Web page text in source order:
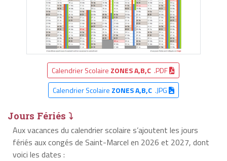
Calendrier Scolaire ZONES A,B,C .PDF
Calendrier Scolaire ZONES A,B,C.JPG
Jours Fériés ⤵
Aux vacances du calendrier scolaire s’ajoutent les jours
fériés aux congés de Saint-Marcel en 2026 et 2027, dont
voici les dates :